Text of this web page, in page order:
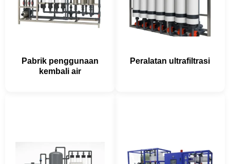
Pabrik penggunaan
kembali air
Peralatan ultrafiltrasi